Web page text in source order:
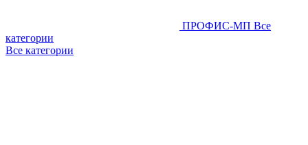
ПРОФИС-МП Все
категории
Все категории